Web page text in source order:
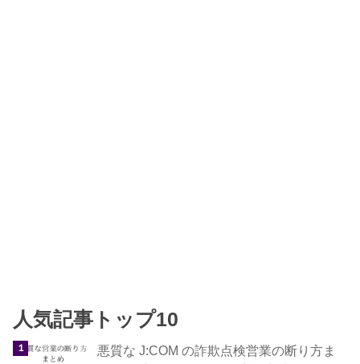
人気記事トップ10
悪質な J:COM の詐欺点検営業の断り方ま